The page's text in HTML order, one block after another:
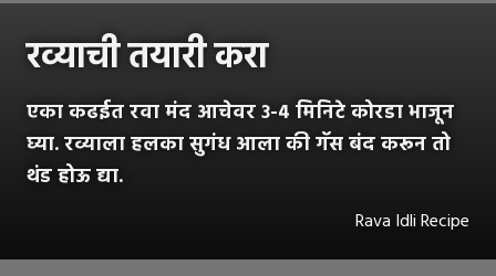
रव्याची तयारी करा
एका कढईत रवा मंद आचेवर ३-४ मिनिटे कोरडा भाजून
घ्या. रव्याला हलका सुगंध आला की गॅस बंद करून तो
थंड होऊ द्या.
Rava Idli Recipe